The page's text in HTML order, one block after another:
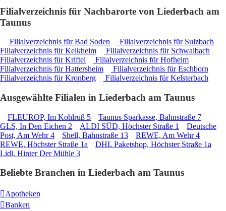
Filialverzeichnis für Nachbarorte von Liederbach am
Taunus
Filialverzeichnis für Bad Soden
Filialverzeichnis für Sulzbach
Filialverzeichnis für Kelkheim
Filialverzeichnis für Schwalbach
Filialverzeichnis für Kriftel
Filialverzeichnis für Hofheim
Filialverzeichnis für Hattersheim
Filialverzeichnis für Eschborn
Filialverzeichnis für Kronberg
Filialverzeichnis für Kelsterbach
Ausgewählte Filialen in Liederbach am Taunus
FLEUROP, Im Kohlruß 5
Taunus Sparkasse, Bahnstraße 7
GLS, In Den Eichen 2
ALDI SÜD, Höchster Straße 1
Deutsche
Post, Am Wehr 4
Shell, Bahnstraße 13
REWE, Am Wehr 4
REWE, Höchster Straße 1a
DHL Paketshop, Höchster Straße 1a
Lidl, Hinter Der Mühle 3
Beliebte Branchen in Liederbach am Taunus
Apotheken
Banken